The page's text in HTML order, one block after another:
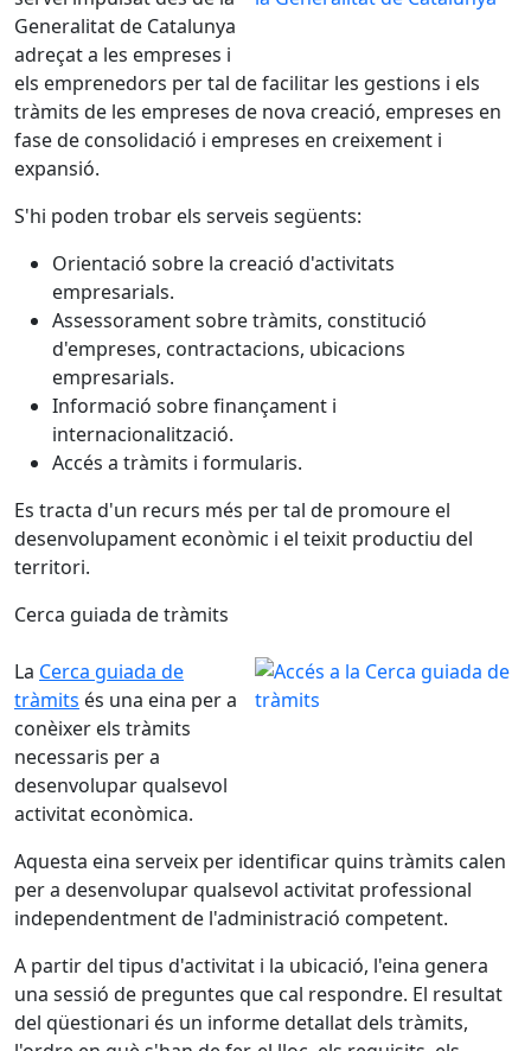
Generalitat de Catalunya
adreçat a les empreses i
els emprenedors per tal de facilitar les gestions i els
tràmits de les empreses de nova creació, empreses en
fase de consolidació i empreses en creixement i
expansió.
S'hi poden trobar els serveis següents:
Orientació sobre la creació d'activitats
empresarials.
Assessorament sobre tràmits, constitució
d'empreses, contractacions, ubicacions
empresarials.
Informació sobre finançament i
internacionalització.
Accés a tràmits i formularis.
Es tracta d'un recurs més per tal de promoure el
desenvolupament econòmic i el teixit productiu del
territori.
Cerca guiada de tràmits
La Cerca guiada de
tràmits és una eina per a
conèixer els tràmits
necessaris per a
desenvolupar qualsevol
activitat econòmica.
Aquesta eina serveix per identificar quins tràmits calen
per a desenvolupar qualsevol activitat professional
independentment de l'administració competent.
A partir del tipus d'activitat i la ubicació, l'eina genera
una sessió de preguntes que cal respondre. El resultat
del qüestionari és un informe detallat dels tràmits,